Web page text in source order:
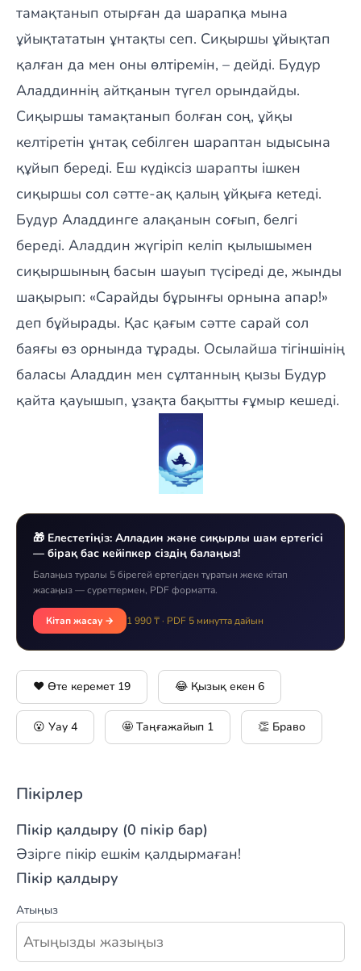
тамақтанып отырған да шарапқа мына
ұйықтататын ұнтақты сеп. Сиқыршы ұйықтап
қалған да мен оны өлтіремін, – дейді. Будур
Аладдиннің айтқанын түгел орындайды.
Сиқыршы тамақтанып болған соң, ұйқы
келтіретін ұнтақ себілген шараптан ыдысына
құйып береді. Еш күдіксіз шарапты ішкен
сиқыршы сол сәтте-ақ қалың ұйқыға кетеді.
Будур Аладдинге алақанын соғып, белгі
береді. Аладдин жүгіріп келіп қылышымен
сиқыршының басын шауып түсіреді де, жынды
шақырып: «Сарайды бұрынғы орнына апар!»
деп бұйырады. Қас қағым сәтте сарай сол
баяғы өз орнында тұрады. Осылайша тігіншінің
баласы Аладдин мен сұлтанның қызы Будур
қайта қауышып, ұзақта бақытты ғұмыр кешеді.
🎁 Елестетіңіз: Алладин жəне сиқырлы шам ертегісі
— бірақ бас кейіпкер сіздің балаңыз!
Балаңыз туралы 5 бірегей ертегіден тұратын жеке кітап
жасаңыз — суреттермен, PDF форматта.
Кітап жасау → 1 990 ₸ · PDF 5 минутта дайын
❤️ Өте керемет 19 😂 Қызық екен 6
😮 Уау 4 🤩 Таңғажайып 1 👏 Браво
Пікірлер
Пікір қалдыру (0 пікір бар)
Әзірге пікір ешкім қалдырмаған!
Пікір қалдыру
Атыңыз